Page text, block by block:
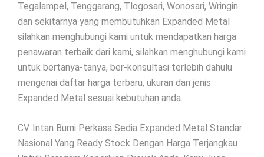
Tegalampel, Tenggarang, Tlogosari, Wonosari, Wringin
dan sekitarnya yang membutuhkan Expanded Metal
silahkan menghubungi kami untuk mendapatkan harga
penawaran terbaik dari kami, silahkan menghubungi kami
untuk bertanya-tanya, ber-konsultasi terlebih dahulu
mengenai daftar harga terbaru, ukuran dan jenis
Expanded Metal sesuai kebutuhan anda.
CV. Intan Bumi Perkasa Sedia Expanded Metal Standar
Nasional Yang Ready Stock Dengan Harga Terjangkau